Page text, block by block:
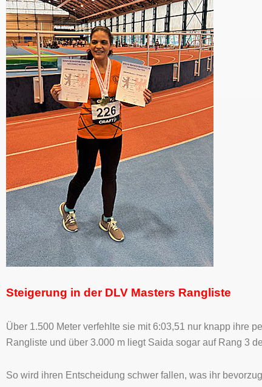
Steigerung in der DLV Masters Rangliste
Über 1.500 Meter verfehlte sie mit 6:03,51 nur knapp ihre
Rangliste und über 3.000 m liegt Saida sogar auf Rang 3
So wird ihren Entscheidung schwer fallen, was ihr